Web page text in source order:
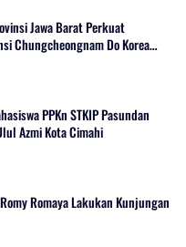
Jawa Barat Perkuat
Chungcheongnam Do Korea
PPKn STKIP Pasundan
Azmi Kota Cimahi
Romaya Lakukan Kunjungan